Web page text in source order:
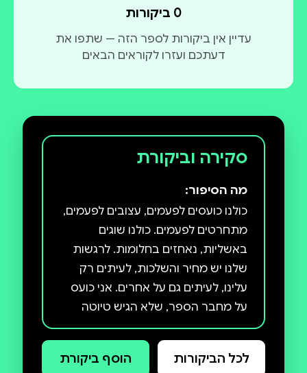
0 ביקורות
עדיין אין ביקורות לספר הזה — שתפו את
דעתכם ועזרו לקוראים הבאים
סקירה וביקורת
מה הסיפור:
כולנו כועסים לפעמים, עצובים לפעמים,
מתחרטים לפעמים. כולנו שוגים
באשליות, נאחזים בחלומות. לרגשות
שלנו יש מחיר והשלכות, לעיתים רק
עלינו, לעיתים גם על אחרים. אני כועס
על מחבר הספר, שלא הגיש טיוטה
בזמן. לשנינו לא נעים. המחבר עצוב, כי
לא אהבתי את המבוא שכתב. צריך
למצוא דרך לעודד אותו. רגשות הם
לכל הביקורות הוסף ביקורת